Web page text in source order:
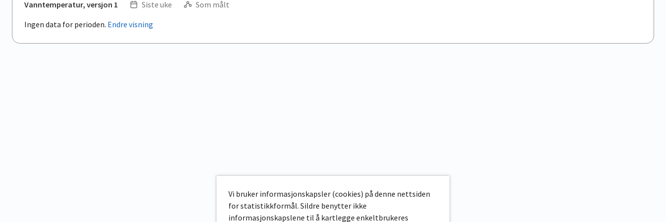
Vanntemperatur, versjon 1 Siste uke
Som målt
Ingen data for perioden. Endre visning
Vi bruker informasjonskapsler (cookies) på denne nettsiden
for statistikkformål. Sildre benytter ikke
informasjonskapslene til å kartlegge enkeltbrukeres